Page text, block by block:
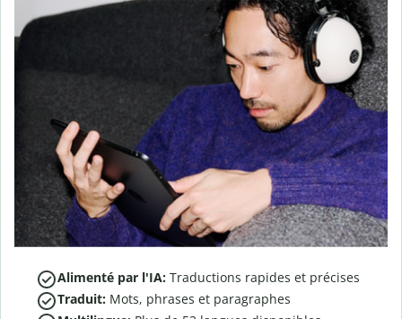
Alimenté par l'IA: Traductions rapides et précises
Traduit: Mots, phrases et paragraphes